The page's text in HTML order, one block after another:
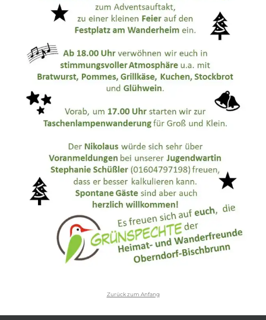
Zurück zum Anfang